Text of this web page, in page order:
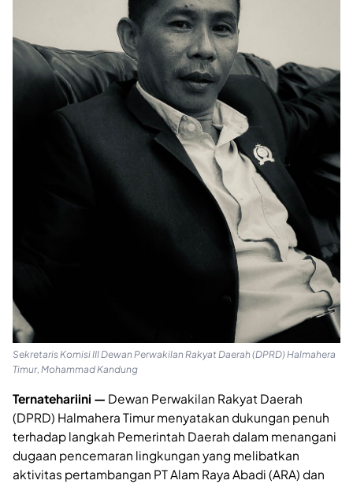
Sekretaris Komisi III Dewan Perwakilan Rakyat Daerah (DPRD) Halmahera
Timur, Mohammad Kandung
Ternatehariini — Dewan Perwakilan Rakyat Daerah
(DPRD) Halmahera Timur menyatakan dukungan penuh
terhadap langkah Pemerintah Daerah dalam menangani
dugaan pencemaran lingkungan yang melibatkan
aktivitas pertambangan PT Alam Raya Abadi (ARA) dan